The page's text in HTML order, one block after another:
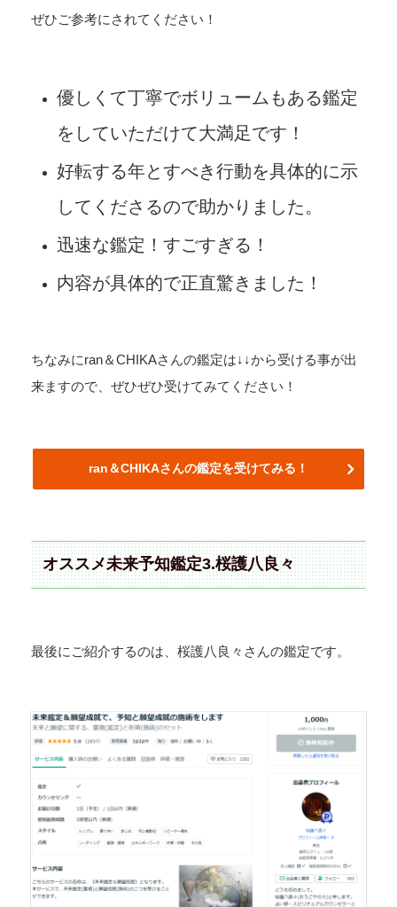
ぜひご参考にされてください！
優しくて丁寧でボリュームもある鑑定
をしていただけて大満足です！
好転する年とすべき行動を具体的に示
してくださるので助かりました。
迅速な鑑定！すごすぎる！
内容が具体的で正直驚きました！
ちなみにran＆CHIKAさんの鑑定は↓↓から受ける事が出
来ますので、ぜひぜひ受けてみてください！
ran＆CHIKAさんの鑑定を受けてみる！
オススメ未来予知鑑定3.桜護八良々
最後にご紹介するのは、桜護八良々さんの鑑定です。